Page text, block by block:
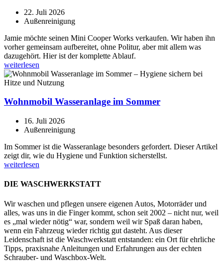
22. Juli 2026
Außenreinigung
Jamie möchte seinen Mini Cooper Works verkaufen. Wir haben ihn
vorher gemeinsam aufbereitet, ohne Politur, aber mit allem was
dazugehört. Hier ist der komplette Ablauf.
weiterlesen
Wohnmobil Wasseranlage im Sommer
16. Juli 2026
Außenreinigung
Im Sommer ist die Wasseranlage besonders gefordert. Dieser Artikel
zeigt dir, wie du Hygiene und Funktion sicherstellst.
weiterlesen
DIE WASCHWERKSTATT
Wir waschen und pflegen unsere eigenen Autos, Motorräder und
alles, was uns in die Finger kommt, schon seit 2002 – nicht nur, weil
es „mal wieder nötig“ war, sondern weil wir Spaß daran haben,
wenn ein Fahrzeug wieder richtig gut dasteht. Aus dieser
Leidenschaft ist die Waschwerkstatt entstanden: ein Ort für ehrliche
Tipps, praxisnahe Anleitungen und Erfahrungen aus der echten
Schrauber- und Waschbox-Welt.